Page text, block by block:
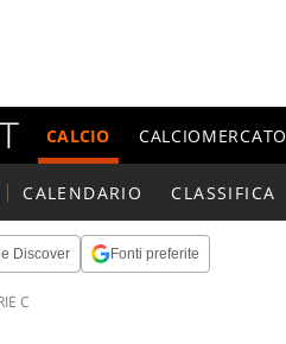
CALCIO CALCIOMERCATO
CALENDARIO CLASSIFICA
Discover Fonti preferite
C